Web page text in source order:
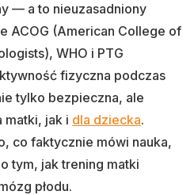
— a to nieuzasadniony
ACOG (American College of
WHO i PTG
fizyczna podczas
tylko bezpieczna, ale
jak i dla dziecka.
co faktycznie mówi nauka,
tym, jak trening matki
płodu.